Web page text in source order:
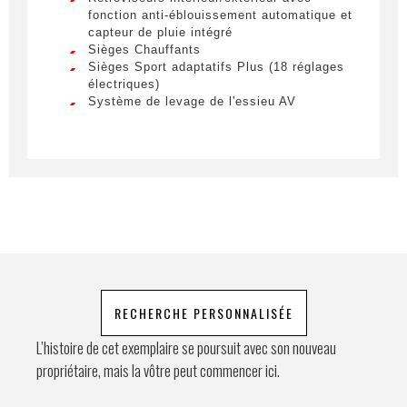
Prénom
Demande spéciale
Lorem ipsum dolor sit amet, consectetur
adipiscing elit. Ut a elit sed nisl pulvinar
egestas a vel nibh. Sed aliquam varius
feugiat. Suspendisse finibus nec nibh eget
ultricies. Mauris et malesuada augue.
Lorem ipsum dolor sit amet, consectetur
fonction anti-éblouissement automatique et
capteur de pluie intégré
Sièges Chauffants
Sièges Sport adaptatifs Plus (18 réglages
électriques)
Système de levage de l'essieu AV
RECHERCHE PERSONNALISÉE
L’histoire de cet exemplaire se poursuit avec son nouveau
propriétaire, mais la vôtre peut commencer ici.